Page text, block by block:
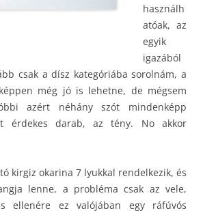
használh
atóak, az
egyik
igazából
csak a dísz kategóriába sorolnám, a
még jó is lehetne, de mégsem
azért néhány szót mindenképp
érdekes darab, az tény. No akkor
kirgiz okarina 7 lyukkal rendelkezik, és
lenne, a probléma csak az vele,
ellenére ez valójában egy ráfúvós